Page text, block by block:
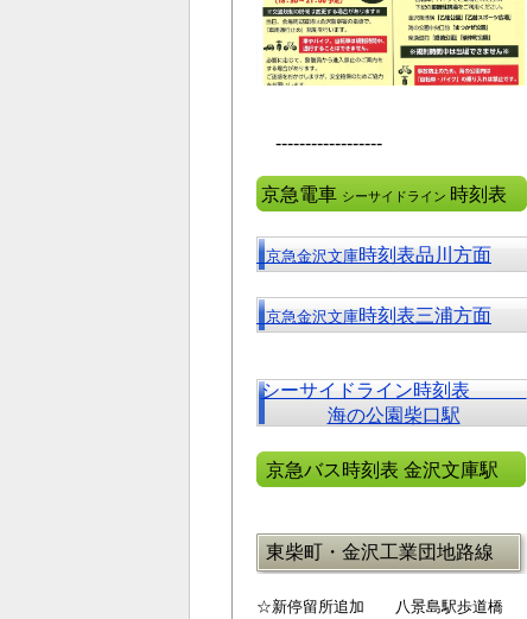
------------------
京急電車 シーサイドライン 時刻表
京急金沢文庫時刻表品川方面
京急金沢文庫時刻表三浦方面
シーサイドライン時刻表
海の公園柴口駅
京急バス時刻表 金沢文庫駅
東柴町・金沢工業団地路線
☆新停留所追加 八景島駅歩道橋